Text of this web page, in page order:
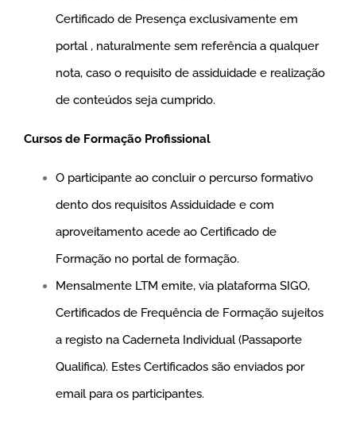
Certificado de Presença exclusivamente em
portal , naturalmente sem referência a qualquer
nota, caso o requisito de assiduidade e realização
de conteúdos seja cumprido.
Cursos de Formação Profissional
O participante ao concluir o percurso formativo
dento dos requisitos Assiduidade e com
aproveitamento acede ao Certificado de
Formação no portal de formação.
Mensalmente LTM emite, via plataforma SIGO,
Certificados de Frequência de Formação sujeitos
a registo na Caderneta Individual (Passaporte
Qualifica). Estes Certificados são enviados por
email para os participantes.